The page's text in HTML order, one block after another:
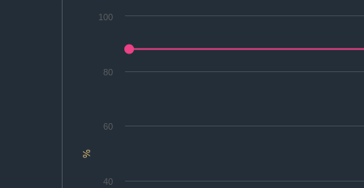
%
40
60
80
100